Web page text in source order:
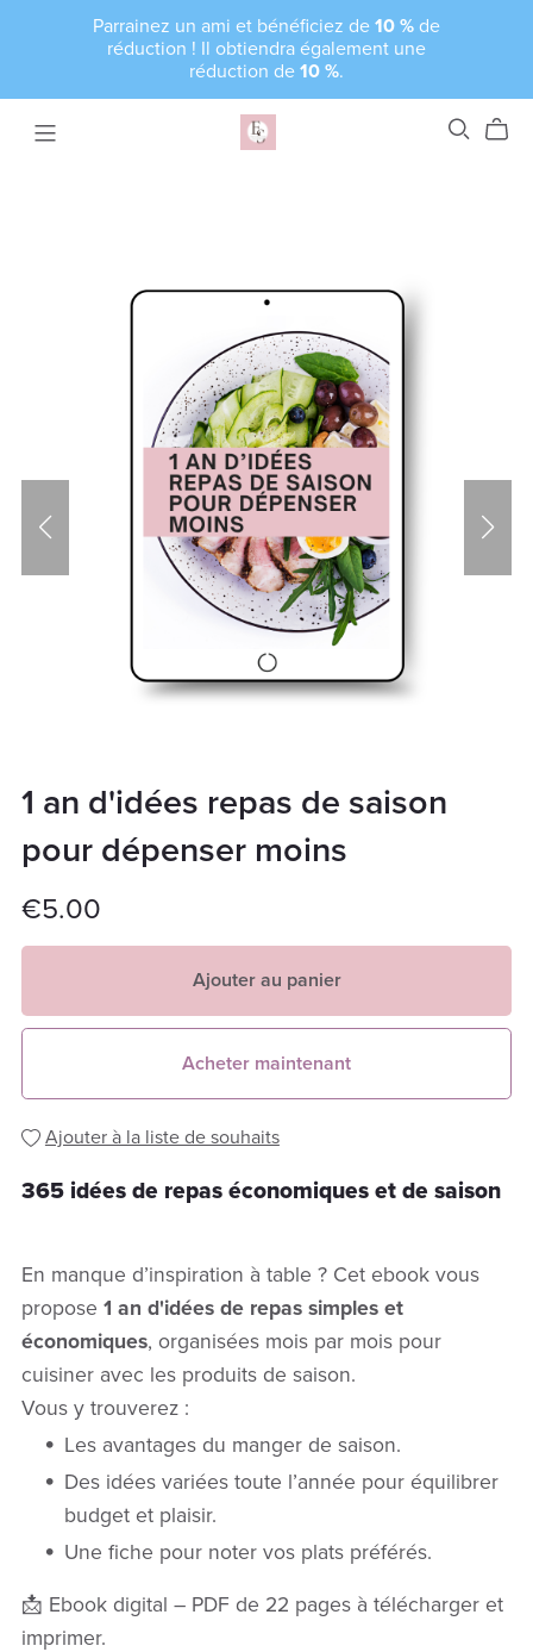
Parrainez un ami et bénéficiez de 10 % de
réduction ! Il obtiendra également une
réduction de 10 %.
1 an d'idées repas de saison
pour dépenser moins
€5.00
Ajouter au panier
Acheter maintenant
Ajouter à la liste de souhaits
365 idées de repas économiques et de saison
En manque d’inspiration à table ? Cet ebook vous
propose 1 an d'idées de repas simples et
économiques, organisées mois par mois pour
cuisiner avec les produits de saison.
Vous y trouverez :
Les avantages du manger de saison.
Des idées variées toute l’année pour équilibrer
budget et plaisir.
Une fiche pour noter vos plats préférés.
📩 Ebook digital – PDF de 22 pages à télécharger et
imprimer.